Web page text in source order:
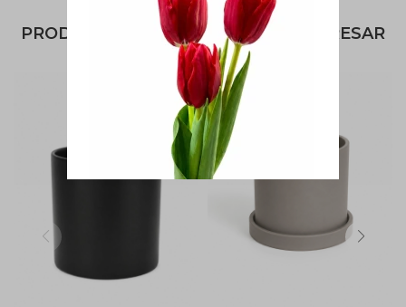
PRODUCTOS QUE TE PUEDEN INTERESAR